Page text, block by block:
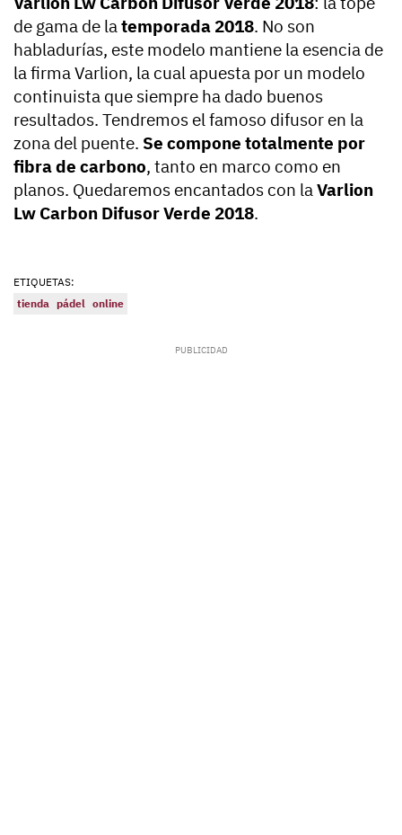
de gama de latemporada 2018. No son
habladurías, este modelo mantiene la esencia de
la firma Varlion, la cual apuesta por un modelo
continuista que siempre ha dado buenos
resultados. Tendremos el famoso difusor en la
zona del puente. Se compone totalmente por
fibra de carbono, tanto en marco como en
planos. Quedaremos encantados con laVarlion
Lw Carbon Difusor Verde 2018.
ETIQUETAS:
tienda pádel online